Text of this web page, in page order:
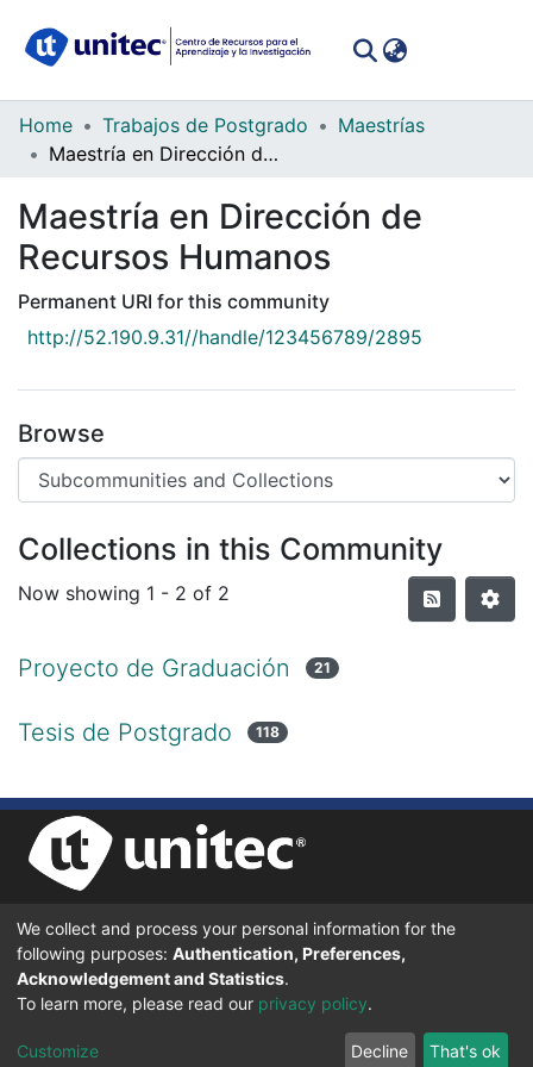
Communities
All of DSpace
Statistics
Home Trabajos de Postgrado
Maestrías
Maestría en Dirección de Recursos Humanos
Maestría en Dirección de
Recursos Humanos
Permanent URI for this community
http://52.190.9.31//handle/123456789/2895
Browse
Collections in this Community
Now showing 1 - 2 of 2
Proyecto de Graduación 21
Tesis de Postgrado 118
UNIVERSIDAD TECNOLÓGICA CENTROAMERICANA UNITEC
BOULEVARD KENNEDY, V-782, FRENTE A RESIDENCIAL HONDURAS.
TEGUCIGALPA, FRANCISCO MORAZÁN, 11101
© 2024 Todos los Derechos Reservados.
Desarrollado en DSpace - Versión 7.6 por |IGNITE
We collect and process your personal information for the
following purposes: Authentication, Preferences,
Acknowledgement and Statistics.
To learn more, please read our privacy policy.
Customize Decline That's ok